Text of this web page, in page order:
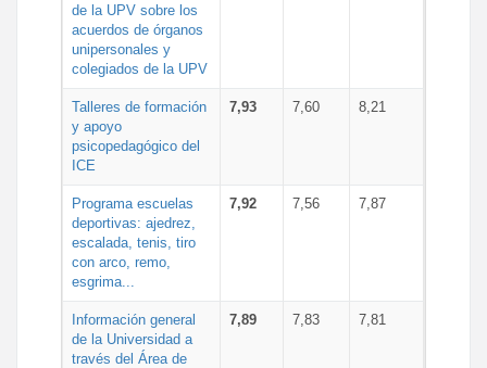
de la UPV sobre los
acuerdos de órganos
unipersonales y
colegiados de la UPV
Talleres de formación
y apoyo
psicopedagógico del
ICE
7,93 7,60 8,21
Programa escuelas
deportivas: ajedrez,
escalada, tenis, tiro
con arco, remo,
esgrima...
7,92 7,56 7,87
Información general
de la Universidad a
través del Área de
7,89 7,83 7,81